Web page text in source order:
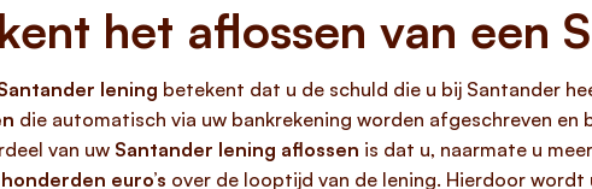
het aflossen van een
lening betekent dat u de schuld die u bij Santander
die automatisch via uw bankrekening worden afgeschreven
van uw Santander lening aflossen is dat u, naarmate u
honderden euro’s over de looptijd van de lening. Hierdoor